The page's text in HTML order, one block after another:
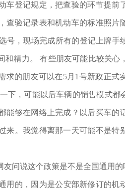
车登记规定，把查验的环节提前
查验记录表和机动车的标准照片
号，现场完成所有的登记上牌手
和精力。 有些朋友可能比较关心
求的朋友可以在5月1号新政正式
下，可能以后车辆的销售模式都
能够在网络上完成？以后买车的
来。我觉得离那一天可能不是特
友问说这个政策是不是全国通用的
用的，因为是公安部新修订的机